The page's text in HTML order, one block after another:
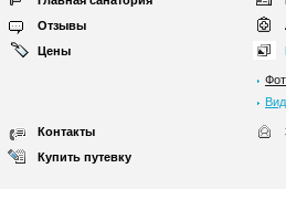
Отзывы
Цены
Контакты
Купить путевку